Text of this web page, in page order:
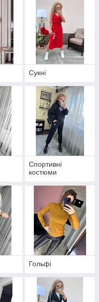
Сукні
Спортивні
костюми
Гольфі